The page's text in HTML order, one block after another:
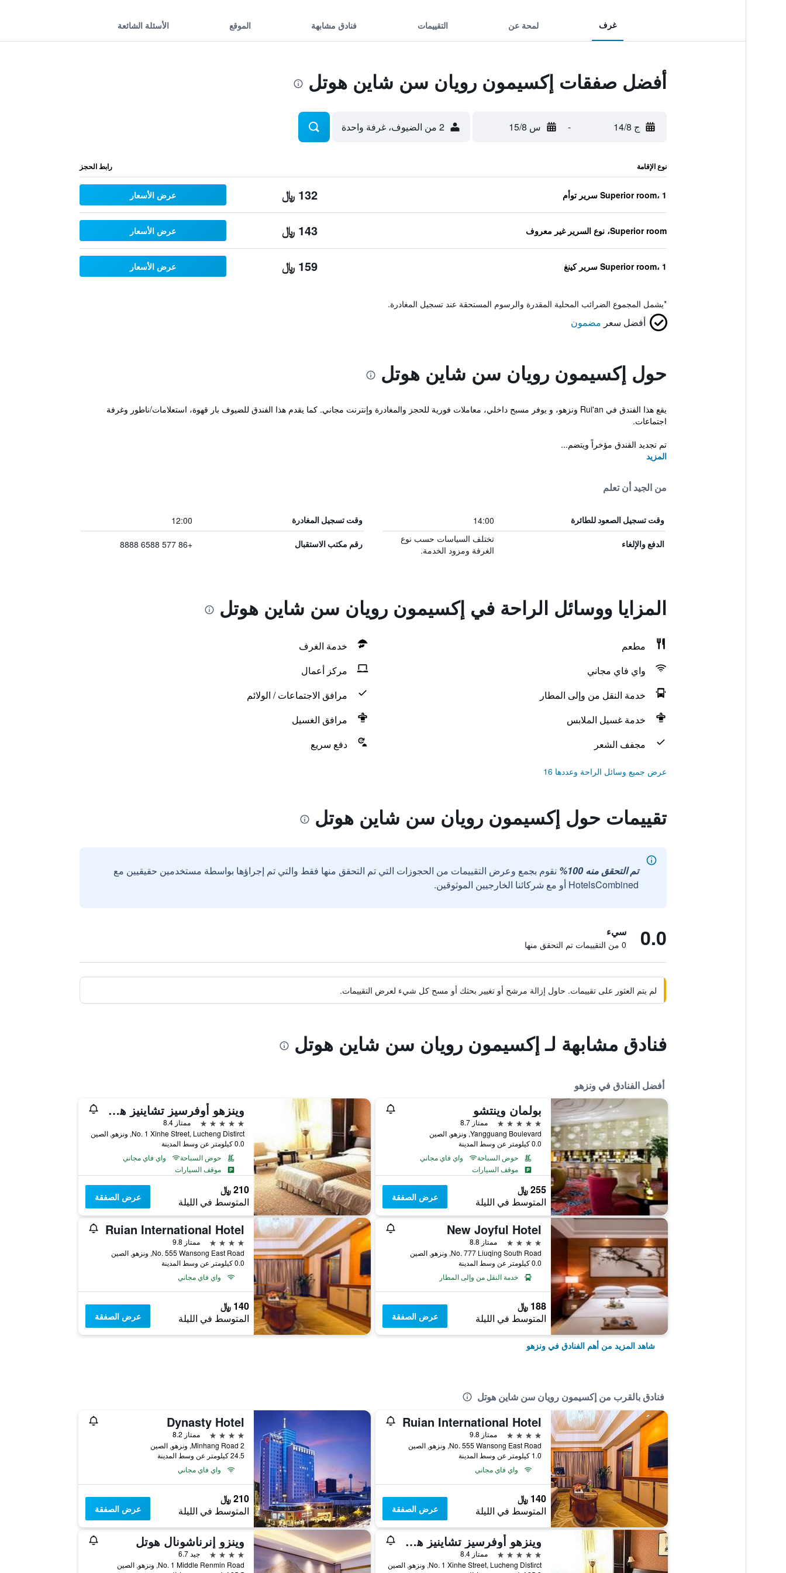
غرف لمحة عن التقييمات فنادق مشابهة الموقع الأسئلة الشائعة
أفضل صفقات إكسيمون رويان سن شاين هوتل
ج 14/8 - س 15/8 2 من الضيوف، غرفة واحدة
نوع الإقامة رابط الحجز
Superior room، 1 سرير توأم 132 ﷼ عرض الأسعار
Superior room، نوع السرير غير معروف 143 ﷼ عرض الأسعار
Superior room، 1 سرير كينغ 159 ﷼ عرض الأسعار
*يشمل المجموع الضرائب المحلية المقدرة والرسوم المستحقة عند تسجيل المغادرة.
أفضل سعر مضمون
حول إكسيمون رويان سن شاين هوتل
يقع هذا الفندق في Rui'an ونزهو، و يوفر مسبح داخلي، معاملات فورية للحجز والمغادرة وإنترنت مجاني. كما يقدم هذا الفندق للضيوف بار قهوة، استعلامات/ناطور وغرفة
اجتماعات.
تم تجديد الفندق مؤخراً ويتضم...
المزيد
من الجيد أن تعلم
وقت تسجيل الصعود للطائرة 14:00 وقت تسجيل المغادرة 12:00
الدفع والإلغاء
تختلف السياسات حسب نوع
الغرفة ومزود الخدمة.
رقم مكتب الاستقبال +86 577 6588 8888
المزايا ووسائل الراحة في إكسيمون رويان سن شاين هوتل
مطعم
خدمة الغرف
واي فاي مجاني
مركز أعمال
خدمة النقل من وإلى المطار
مرافق الاجتماعات / الولائم
خدمة غسيل الملابس
مرافق الغسيل
مجفف الشعر
دفع سريع
عرض جميع وسائل الراحة وعددها 16
تقييمات حول إكسيمون رويان سن شاين هوتل
تم التحقق منه 100%
نقوم بجمع وعرض التقييمات من الحجوزات التي تم التحقق منها فقط والتي تم إجراؤها بواسطة مستخدمين حقيقيين مع
HotelsCombined أو مع شركائنا الخارجيين الموثوقين.
0.0 سيء
0 من التقييمات تم التحقق منها
لم يتم العثور على تقييمات. حاول إزالة مرشح أو تغيير بحثك أو مسح كل شيء لعرض التقييمات.
فنادق مشابهة لـ إكسيمون رويان سن شاين هوتل
أفضل الفنادق في ونزهو
بولمان وينتشو
5 نجوم
ممتاز 8.7
Yangguang Boulevard, ونزهو, الصين
0.0 كيلومتر عن وسط المدينة
حوض السباحة
واي فاي مجاني
موقف السيارات
255 ﷼
المتوسط في الليلة عرض الصفقة
وينزهو أوفرسيز تشاينيز هوتل
5 نجوم
ممتاز 8.4
No. 1 Xinhe Street, Lucheng Distirct, ونزهو, الصين
0.0 كيلومتر عن وسط المدينة
حوض السباحة
واي فاي مجاني
موقف السيارات
210 ﷼
المتوسط في الليلة عرض الصفقة
New Joyful Hotel
4 نجوم
ممتاز 8.8
No. 777 Liuqing South Road, ونزهو, الصين
0.0 كيلومتر عن وسط المدينة
خدمة النقل من وإلى المطار
188 ﷼
المتوسط في الليلة عرض الصفقة
Ruian International Hotel
4 نجوم
ممتاز 9.8
No. 555 Wansong East Road, ونزهو, الصين
0.0 كيلومتر عن وسط المدينة
واي فاي مجاني
140 ﷼
المتوسط في الليلة عرض الصفقة
شاهد المزيد من أهم الفنادق في ونزهو
فنادق بالقرب من إكسيمون رويان سن شاين هوتل
Ruian International Hotel
4 نجوم
ممتاز 9.8
No. 555 Wansong East Road, ونزهو, الصين
1.0 كيلومتر عن وسط المدينة
واي فاي مجاني
140 ﷼
المتوسط في الليلة عرض الصفقة
Dynasty Hotel
4 نجوم
ممتاز 8.2
2 Minhang Road, ونزهو, الصين
24.5 كيلومتر عن وسط المدينة
واي فاي مجاني
210 ﷼
المتوسط في الليلة عرض الصفقة
وينزهو أوفرسيز تشاينيز هوتل
5 نجوم
ممتاز 8.4
No. 1 Xinhe Street, Lucheng Distirct, ونزهو, الصين
وينزو إنرناشونال هوتل
4 نجوم
جيد 6.7
No. 1 Middle Renmin Road, ونزهو, الصين